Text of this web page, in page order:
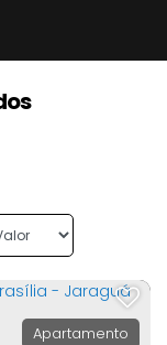
Apartamento